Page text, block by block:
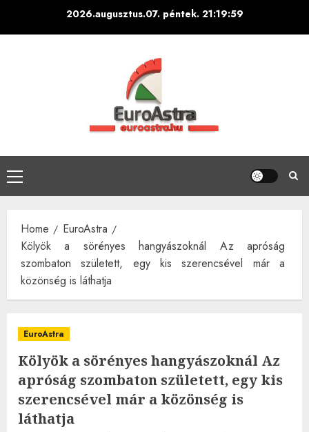
2026.augusztus.07. péntek. 21:20:00
Primary
Menu
Home
EuroAstra
Kölyök a sörényes hangyászoknál Az apróság
szombaton született, egy kis szerencsével már a
közönség is láthatja
EuroAstra
Kölyök a sörényes hangyászoknál Az
apróság szombaton született, egy kis
szerencsével már a közönség is
láthatja